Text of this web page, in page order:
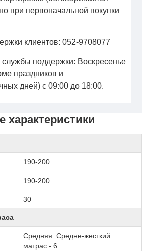
характеристики
190-200
190-200
30
Средняя: Средне-жесткий
матрас - 6
при первоначальной покупки
клиентов: 052-9708077
поддержки: Воскресенье
праздников и
дней) с 09:00 до 18:00.